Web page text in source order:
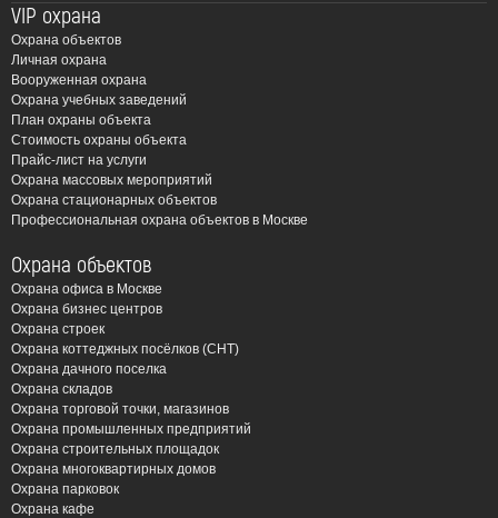
VIP охрана
Охрана объектов
Личная охрана
Вооруженная охрана
Охрана учебных заведений
План охраны объекта
Стоимость охраны объекта
Прайс-лист на услуги
Охрана массовых мероприятий
Охрана стационарных объектов
Профессиональная охрана объектов в Москве
Охрана объектов
Охрана офиса в Москве
Охрана бизнес центров
Охрана строек
Охрана коттеджных посёлков (СНТ)
Охрана дачного поселка
Охрана складов
Охрана торговой точки, магазинов
Охрана промышленных предприятий
Охрана строительных площадок
Охрана многоквартирных домов
Охрана парковок
Охрана кафе